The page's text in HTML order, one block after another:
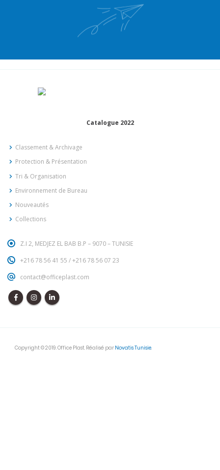
Protection & Présentation
Tri & Organisation
Environnement de Bureau
Nouveautés
Collections
+216 78 56 41 55/+216 78 56 07 23
contact@officeplast.com